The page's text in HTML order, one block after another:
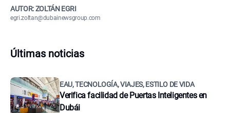
AUTOR: ZOLTÁN EGRI
egri.zoltan@dubainewsgroup.com
Últimas noticias
EAU, TECNOLOGÍA, VIAJES, ESTILO DE VIDA
Verifica facilidad de Puertas Inteligentes en
Dubái